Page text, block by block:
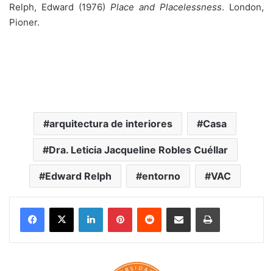
Relph, Edward (1976) Place and Placelessness. London,
Pioner.
arquitectura de interiores Casa
Dra. Leticia Jacqueline Robles Cuéllar
Edward Relph entorno VAC
LinkedInPinterestReddit Share via Email Print